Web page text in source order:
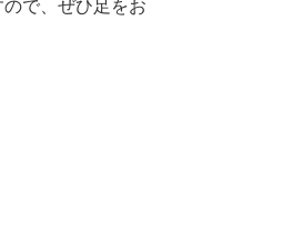
で、ぜひ足をお